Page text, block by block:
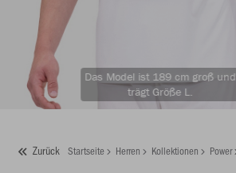
Das Model ist 189 cm groß und
trägt Größe L.
Zurück Startseite Herren Kollektionen Power